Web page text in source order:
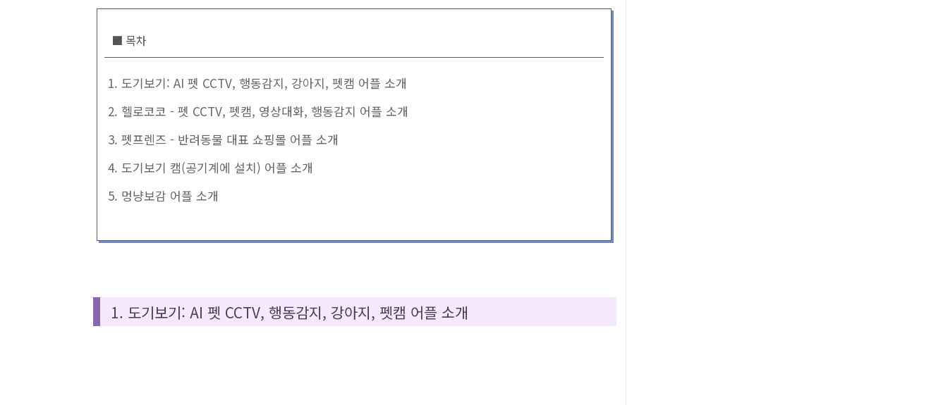
■ 목차
1. 도기보기: AI 펫 CCTV, 행동감지, 강아지, 펫캠 어플 소개
2. 헬로코코 - 펫 CCTV, 펫캠, 영상대화, 행동감지 어플 소개
3. 펫프렌즈 - 반려동물 대표 쇼핑몰 어플 소개
4. 도기보기 캠(공기계에 설치) 어플 소개
5. 멍냥보감 어플 소개
1. 도기보기: AI 펫 CCTV, 행동감지, 강아지, 펫캠 어플 소개